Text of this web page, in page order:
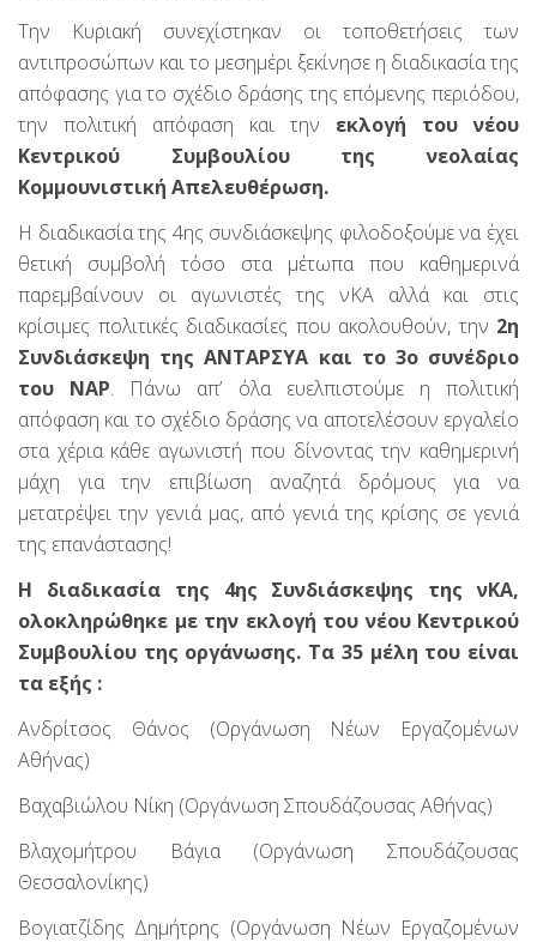
Την Κυριακή συνεχίστηκαν οι τοποθετήσεις των
αντιπροσώπων και το μεσημέρι ξεκίνησε η διαδικασία της
απόφασης για το σχέδιο δράσης της επόμενης περιόδου,
την πολιτική απόφαση και την εκλογή του νέου
Κεντρικού Συμβουλίου της νεολαίας
Κομμουνιστική Απελευθέρωση.
Η διαδικασία της 4ης συνδιάσκεψης φιλοδοξούμε να έχει
θετική συμβολή τόσο στα μέτωπα που καθημερινά
παρεμβαίνουν οι αγωνιστές της νΚΑ αλλά και στις
κρίσιμες πολιτικές διαδικασίες που ακολουθούν, την 2η
Συνδιάσκεψη της ΑΝΤΑΡΣΥΑ και το 3ο συνέδριο
του ΝΑΡ. Πάνω απ’ όλα ευελπιστούμε η πολιτική
απόφαση και το σχέδιο δράσης να αποτελέσουν εργαλείο
στα χέρια κάθε αγωνιστή που δίνοντας την καθημερινή
μάχη για την επιβίωση αναζητά δρόμους για να
μετατρέψει την γενιά μας, από γενιά της κρίσης σε γενιά
της επανάστασης!
Η διαδικασία της 4ης Συνδιάσκεψης της νΚΑ,
ολοκληρώθηκε με την εκλογή του νέου Κεντρικού
Συμβουλίου της οργάνωσης. Τα 35 μέλη του είναι
τα εξής :
Ανδρίτσος Θάνος (Οργάνωση Νέων Εργαζομένων
Αθήνας)
Βαχαβιώλου Νίκη (Οργάνωση Σπουδάζουσας Αθήνας)
Βλαχομήτρου Βάγια (Οργάνωση Σπουδάζουσας
Θεσσαλονίκης)
Βογιατζίδης Δημήτρης (Οργάνωση Νέων Εργαζομένων